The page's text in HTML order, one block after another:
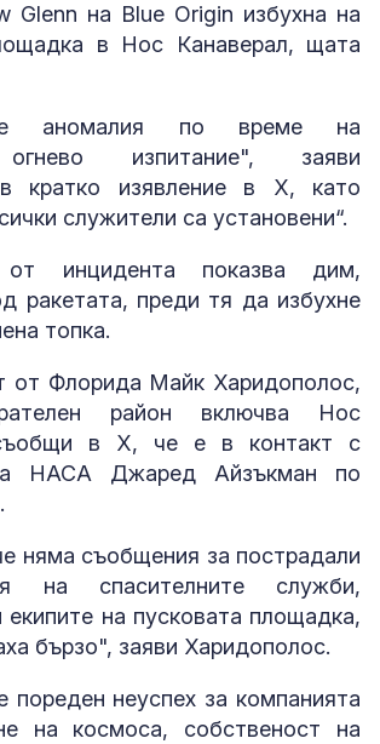
Glenn на Blue Origin избухна на
в Нос Канаверал, щата
аномалия по време на
изпитание", заяви
кратко изявление в X, като
служители са установени“.
от инцидента показва дим,
ракетата, преди тя да избухне
топка.
от Флорида Майк Харидополос,
район включва Нос
в X, че е в контакт с
НАСА Джаред Айзъкман по
няма съобщения за пострадали
на спасителните служби,
екипите на пусковата площадка,
бързо", заяви Харидополос.
пореден неуспех за компанията
на космоса, собственост на